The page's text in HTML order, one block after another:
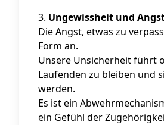
3. Ungewissheit und
Die Angst, etwas zu
Form an.
Unsere Unsicherheit führt
Laufenden zu bleiben und
werden.
Es ist ein
ein Gefühl der